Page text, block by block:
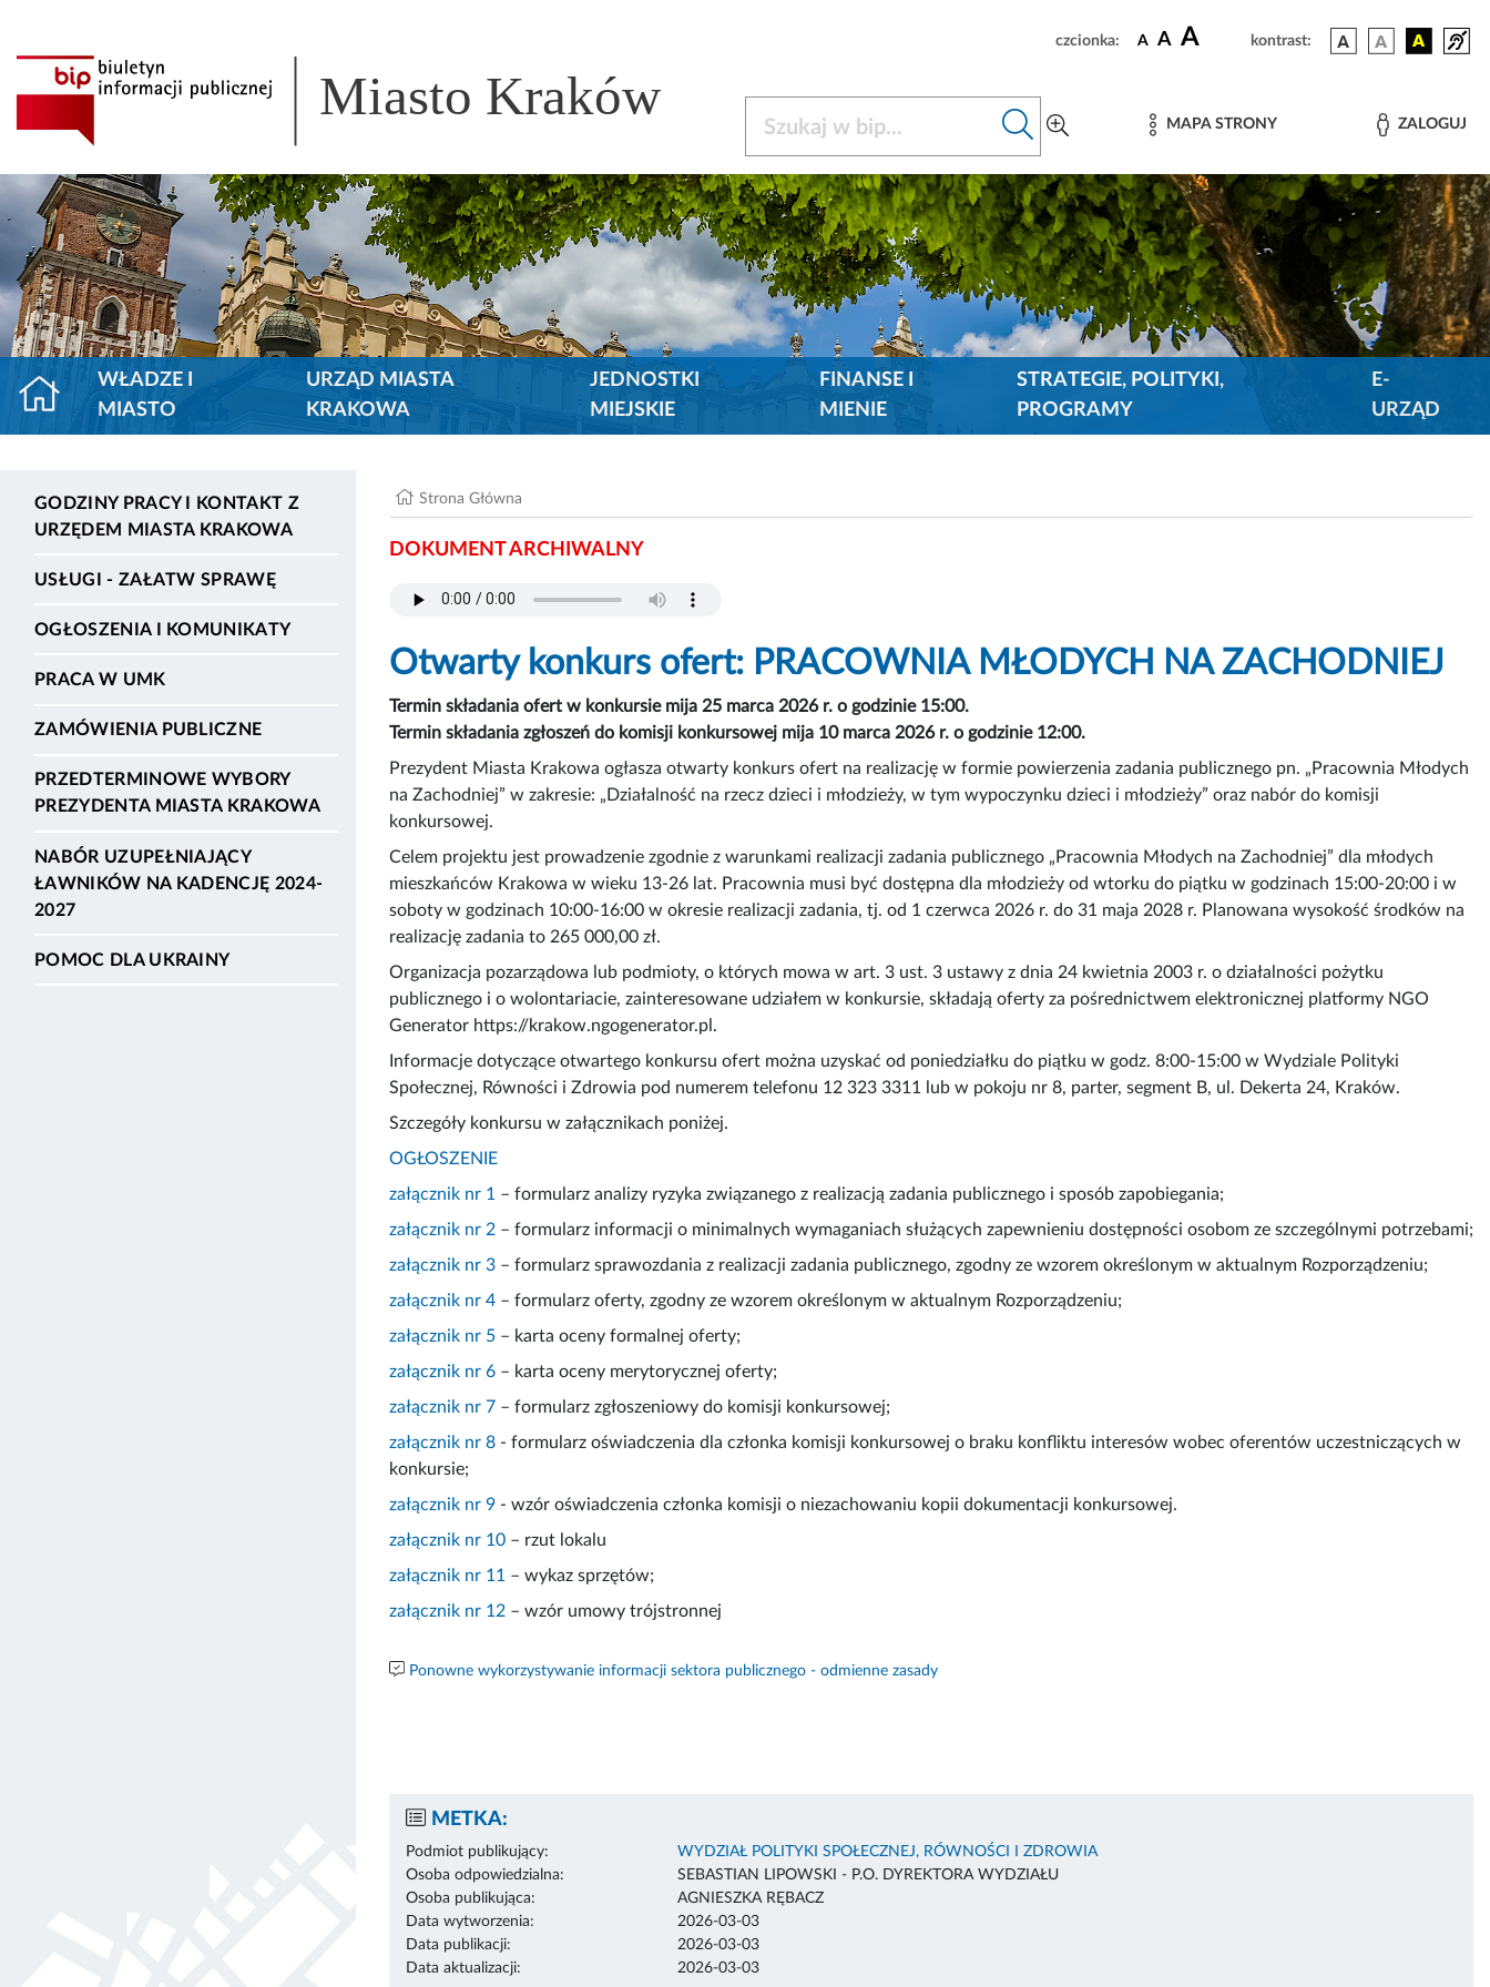
czcionka: A A A kontrast:
Miasto Kraków MAPA STRONY ZALOGUJ
WŁADZE I
MIASTO
URZĄD MIASTA
KRAKOWA
JEDNOSTKI
MIEJSKIE
FINANSE I
MIENIE
STRATEGIE, POLITYKI,
PROGRAMY
E-
URZĄD
GODZINY PRACY I KONTAKT Z
URZĘDEM MIASTA KRAKOWA
USŁUGI - ZAŁATW SPRAWĘ
OGŁOSZENIA I KOMUNIKATY
PRACA W UMK
ZAMÓWIENIA PUBLICZNE
PRZEDTERMINOWE WYBORY
PREZYDENTA MIASTA KRAKOWA
NABÓR UZUPEŁNIAJĄCY
ŁAWNIKÓW NA KADENCJĘ 2024-
2027
POMOC DLA UKRAINY
Strona Główna
DOKUMENT ARCHIWALNY
Otwarty konkurs ofert: PRACOWNIA MŁODYCH NA ZACHODNIEJ
Termin składania ofert w konkursie mija 25 marca 2026 r. o godzinie 15:00.
Termin składania zgłoszeń do komisji konkursowej mija 10 marca 2026 r. o godzinie 12:00.
Prezydent Miasta Krakowa ogłasza otwarty konkurs ofert na realizację w formie powierzenia zadania publicznego pn. „Pracownia Młodych
na Zachodniej” w zakresie: „Działalność na rzecz dzieci i młodzieży, w tym wypoczynku dzieci i młodzieży” oraz nabór do komisji
konkursowej.
Celem projektu jest prowadzenie zgodnie z warunkami realizacji zadania publicznego „Pracownia Młodych na Zachodniej” dla młodych
mieszkańców Krakowa w wieku 13-26 lat. Pracownia musi być dostępna dla młodzieży od wtorku do piątku w godzinach 15:00-20:00 i w
soboty w godzinach 10:00-16:00 w okresie realizacji zadania, tj. od 1 czerwca 2026 r. do 31 maja 2028 r. Planowana wysokość środków na
realizację zadania to 265 000,00 zł.
Organizacja pozarządowa lub podmioty, o których mowa w art. 3 ust. 3 ustawy z dnia 24 kwietnia 2003 r. o działalności pożytku
publicznego i o wolontariacie, zainteresowane udziałem w konkursie, składają oferty za pośrednictwem elektronicznej platformy NGO
Generator https://krakow.ngogenerator.pl.
Informacje dotyczące otwartego konkursu ofert można uzyskać od poniedziałku do piątku w godz. 8:00-15:00 w Wydziale Polityki
Społecznej, Równości i Zdrowia pod numerem telefonu 12 323 3311 lub w pokoju nr 8, parter, segment B, ul. Dekerta 24, Kraków.
Szczegóły konkursu w załącznikach poniżej.
OGŁOSZENIE
załącznik nr 1 – formularz analizy ryzyka związanego z realizacją zadania publicznego i sposób zapobiegania;
załącznik nr 2 – formularz informacji o minimalnych wymaganiach służących zapewnieniu dostępności osobom ze szczególnymi potrzebami;
załącznik nr 3 – formularz sprawozdania z realizacji zadania publicznego, zgodny ze wzorem określonym w aktualnym Rozporządzeniu;
załącznik nr 4 – formularz oferty, zgodny ze wzorem określonym w aktualnym Rozporządzeniu;
załącznik nr 5 – karta oceny formalnej oferty;
załącznik nr 6 – karta oceny merytorycznej oferty;
załącznik nr 7 – formularz zgłoszeniowy do komisji konkursowej;
załącznik nr 8 - formularz oświadczenia dla członka komisji konkursowej o braku konfliktu interesów wobec oferentów uczestniczących w
konkursie;
załącznik nr 9 - wzór oświadczenia członka komisji o niezachowaniu kopii dokumentacji konkursowej.
załącznik nr 10 – rzut lokalu
załącznik nr 11 – wykaz sprzętów;
załącznik nr 12 – wzór umowy trójstronnej
Ponowne wykorzystywanie informacji sektora publicznego - odmienne zasady
METKA:
Podmiot publikujący:
WYDZIAŁ POLITYKI SPOŁECZNEJ, RÓWNOŚCI I ZDROWIA
Osoba odpowiedzialna:
SEBASTIAN LIPOWSKI - P.O. DYREKTORA WYDZIAŁU
Osoba publikująca:
AGNIESZKA RĘBACZ
Data wytworzenia:
2026-03-03
Data publikacji:
2026-03-03
Data aktualizacji:
2026-03-03